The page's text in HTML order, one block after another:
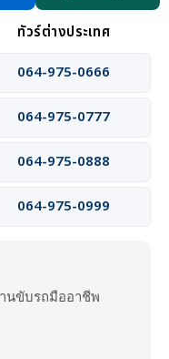
ทัวร์ต่างประเทศ
064-975-0666
064-975-0777
064-975-0888
064-975-0999
นขับรถมืออาชีพ